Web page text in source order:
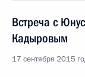
Встреча с
Кадыровым
17 сентября 2015